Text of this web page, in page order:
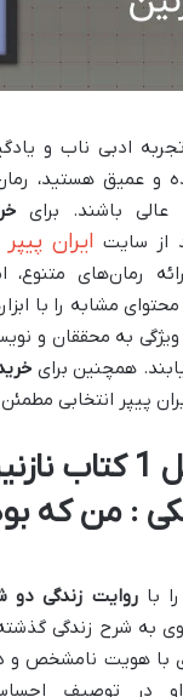
ادبی ناب و
و عمیق هستید،
عالی باشند. برای
از سایت ایران پیپر
رمان‌های متنوع،
مشابه را با
به محققان و
همچنین برای
پیپر انتخابی
خلاصه فصل 1 کتاب
: من که
باروایت زندگی
به شرح زندگی
با هویت نامشخص
در توصیف